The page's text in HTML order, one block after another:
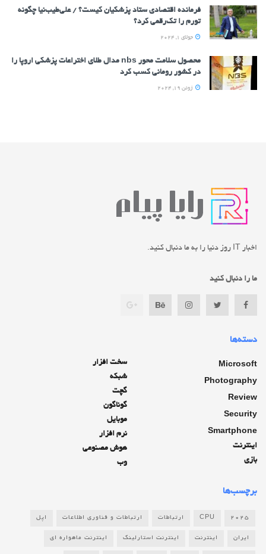
فرمانده اقتصادی ستاد پزشکیان کیست؟ / علی‌طیب‌نیا چگونه
تورم را تک‌رقمی کرد؟
جولای 1, 2024
محصول سلامت محور nbs مدال طلای اختراعات پزشکی اروپا را
در کشور رومانی کسب کرد
ژوئن 19, 2024
اخبار IT روز دنیا را به ما دنبال کنید.
ما را دنبال کنید
دسته‌ها
Microsoft
Photography
Review
Security
Smartphone
اینترنت
بازی
سخت افزار
شبکه
گچت
گوناگون
موبایل
نرم افزار
هوش مصنوعی
وب
برچسب‌ها
2025
CPU ارتباطات ارتباطات و فناوری اطلاعات اپل
ایران اینترنت اینترنت استارلینک اینترنت ماهواره ای